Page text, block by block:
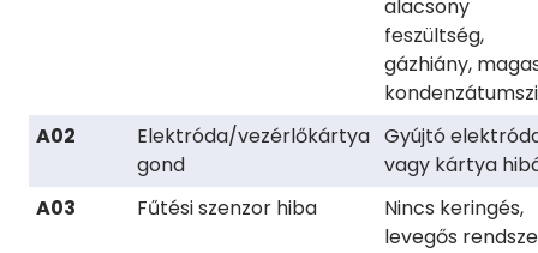
alacsony
feszültség,
gázhiány,
A02
Elektróda/vezérlőkártya
gond
Gyújtó
vagy kártya
A03
Fűtési szenzor hiba
Nincs keringés,
levegős